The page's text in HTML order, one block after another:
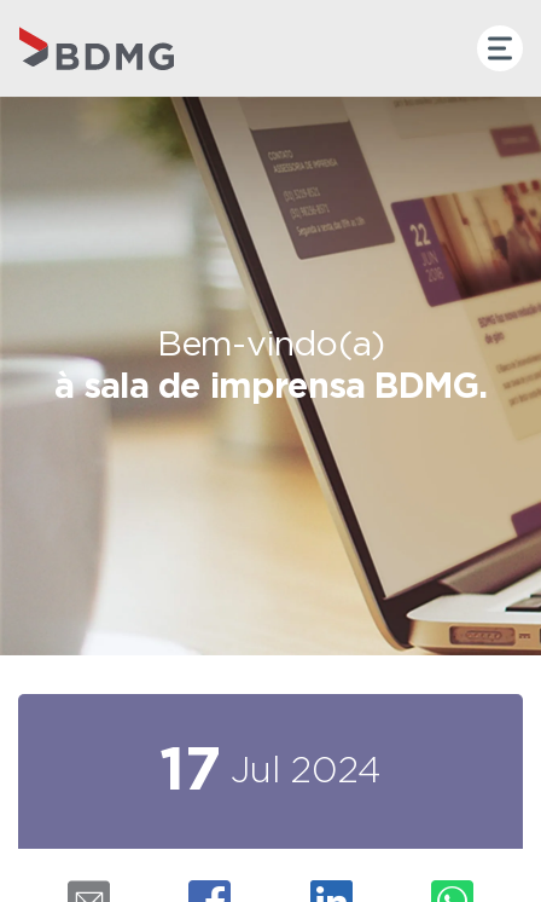
Bem-vindo(a)
à sala de imprensa BDMG.
17 Jul 2024